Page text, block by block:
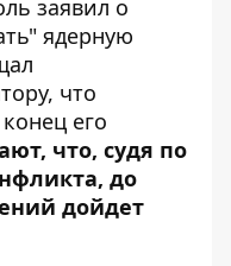
заявил о
ядерную
что
его
что, судя по
до
дойдет